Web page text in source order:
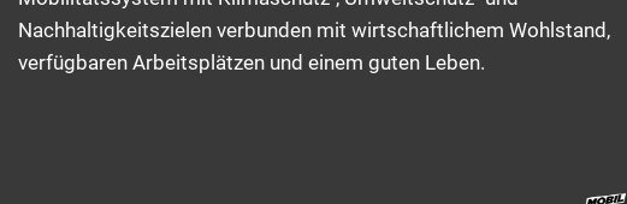
Nachhaltigkeitszielen verbunden mit wirtschaftlichem Wohlstand,
verfügbaren Arbeitsplätzen und einem guten Leben.